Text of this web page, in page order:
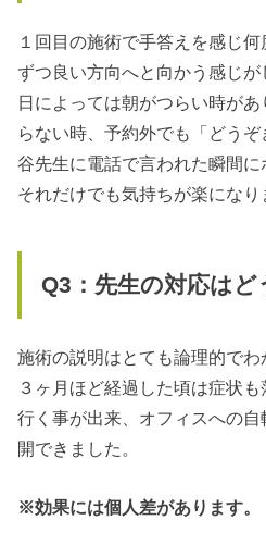
１回目の施術で手答えを感じ
ずつ良い方向へと向かう感じが
日によっては朝がつらい時が
らない時、予約外でも「どう
谷先生に電話で言われた瞬間に
それだけでも気持ちが楽になり
Q3：先生の対応はど
施術の説明はとても論理的でわ
３ヶ月ほど経過した頃は症状
行く事が出来、オフィスへの
開できました。
※効果には個人差があります。